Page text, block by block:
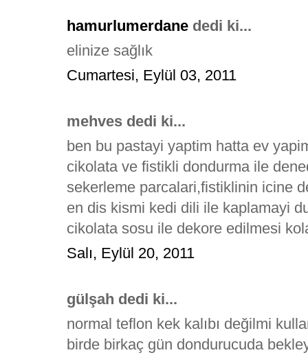
hamurlumerdane dedi ki...
elinize sağlık
Cumartesi, Eylül 03, 2011
mehves dedi ki...
ben bu pastayi yaptim hatta ev
cikolata ve fistikli dondurma ile
sekerleme parcalari,fistiklinin icine
en dis kismi kedi dili ile kaplamayi
cikolata sosu ile dekore edilmesi
Salı, Eylül 20, 2011
gülşah dedi ki...
normal teflon kek kalıbı değilmi
birde birkaç gün dondurucuda